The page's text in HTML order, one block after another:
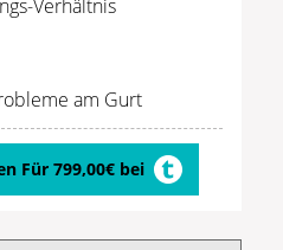
Verhältnis
am Gurt
Für 799,00€ bei